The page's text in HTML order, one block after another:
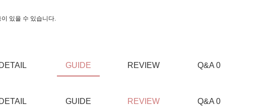
있을 수 있습니다.
DETAIL GUIDE REVIEW Q&A 0
DETAIL GUIDE REVIEW Q&A 0